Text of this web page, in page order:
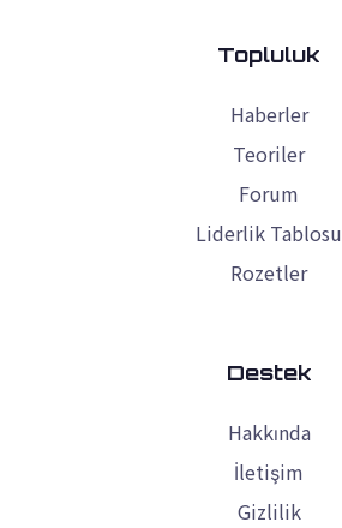
Topluluk
Haberler
Teoriler
Forum
Liderlik Tablosu
Rozetler
Destek
Hakkında
İletişim
Gizlilik